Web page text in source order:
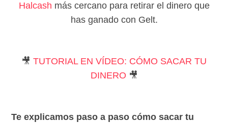
Halcash más cercanopara retirar el dinero que
has ganado con Gelt.
​🎥 TUTORIAL EN VÍDEO: CÓMO SACAR TU
DINERO 🎥
Te explicamos paso a paso cómo sacar tu